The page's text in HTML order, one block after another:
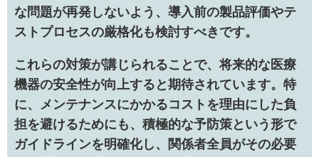
な問題が再発しないよう、導入前の製品評価やテ
ストプロセスの厳格化も検討すべきです。
これらの対策が講じられることで、将来的な医療
機器の安全性が向上すると期待されています。特
に、メンテナンスにかかるコストを理由にした負
担を避けるためにも、積極的な予防策という形で
ガイドラインを明確化し、関係者全員がその必要